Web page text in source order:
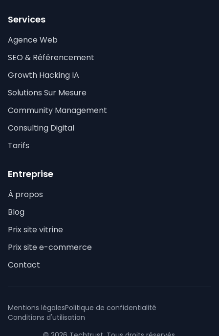
Services
Agence Web
SEO & Référencement
Growth Hacking IA
Solutions Sur Mesure
Community Management
Consulting Digital
Tarifs
Entreprise
À propos
Blog
Prix site vitrine
Prix site e-commerce
Contact
Mentions légalesPolitique de confidentialité
Conditions d'utilisation